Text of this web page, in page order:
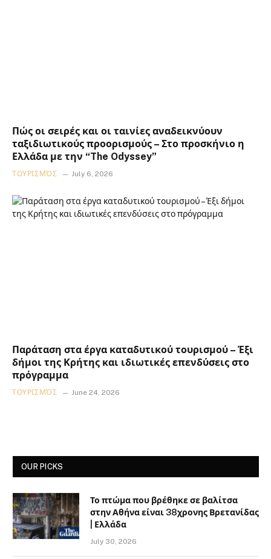
Πώς οι σειρές και οι ταινίες αναδεικνύουν
ταξιδιωτικούς προορισμούς – Στο προσκήνιο η
Ελλάδα με την “The Odyssey”
ΤΟΥΡΙΣΜΌΣ July 6, 2026
Παράταση στα έργα καταδυτικού τουρισμού – Έξι
δήμοι της Κρήτης και ιδιωτικές επενδύσεις στο
πρόγραμμα
ΤΟΥΡΙΣΜΌΣ June 24, 2026
OUR PICKS
Το πτώμα που βρέθηκε σε βαλίτσα
στην Αθήνα είναι 38χρονης Βρετανίδας
| Ελλάδα
July 30, 2026